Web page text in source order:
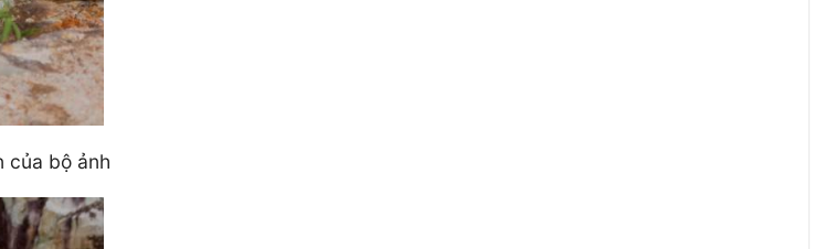
của bộ ảnh